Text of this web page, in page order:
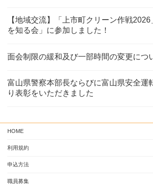
【地域交流】「上市町クリーン作戦
を知る会」に参加しました！
面会制限の緩和及び一部時間の変更につ
富山県警察本部長ならびに富山県安全運
り表彰をいただきました
HOME
利用規約
申込方法
職員募集